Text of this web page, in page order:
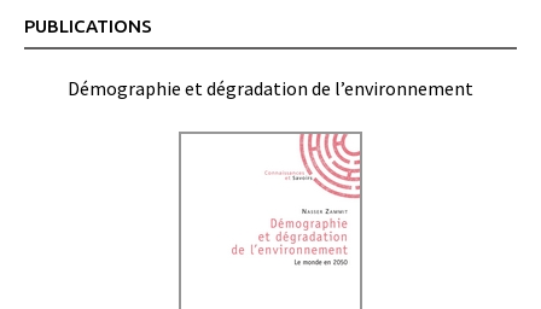
PUBLICATIONS
Démographie et dégradation de l’environnement